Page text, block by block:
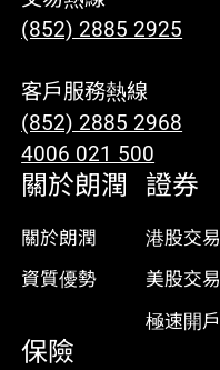
(852) 2885 2925
客戶服務熱線
(852) 2885 2968
4006 021 500
關於朗潤
關於朗潤
資質優勢
證券
港股交易
美股交易
極速開戶
保險